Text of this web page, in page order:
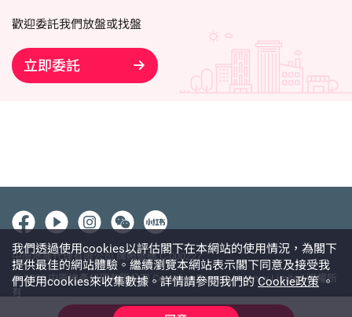
歡迎委託我們放盤或找盤
立即委託
中原地產代理有限公司 牌照號碼 C-000227
@ 2026 中原地產代理有限公司 Centaline Property Agency Limited 版權所
有
私隱政策聲明 免責聲明
我們透過使用cookies以評估閣下在本網站的使用情況，為閣下
提供最佳的網站體驗。繼續瀏覽本網站表示閣下同意及接受我
們使用cookies來收集數據。詳情請參閱我們的Cookie政策。